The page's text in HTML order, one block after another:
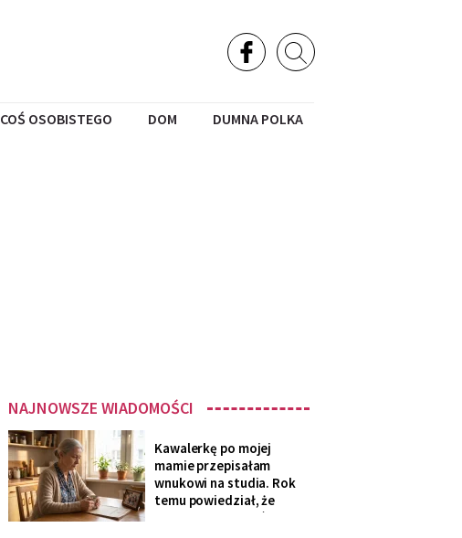
COŚ OSOBISTEGO DOM DUMNA POLKA
NAJNOWSZE WIADOMOŚCI
Kawalerkę po mojej
mamie przepisałam
wnukowi na studia. Rok
temu powiedział, że
musiał ją sprzedać, „bo